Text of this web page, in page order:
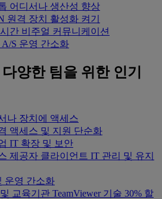
어디서나 생산성 향상
원격 장치 활성화 켜기
간 비주얼 커뮤니케이션
A/S 운영 간소화
다양한 팀을 위한 인기
나 장치에 액세스
액세스 및 지원 단순화
IT 확장 및 보안
제공자 클라이언트 IT 관리 및 유지
운영 간소화
교육기관 TeamViewer 기술 30% 할